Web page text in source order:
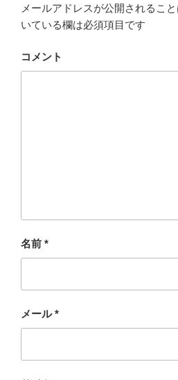
メールアドレスが公開されること
いている欄は必須項目です
コメント
名前 *
メール*